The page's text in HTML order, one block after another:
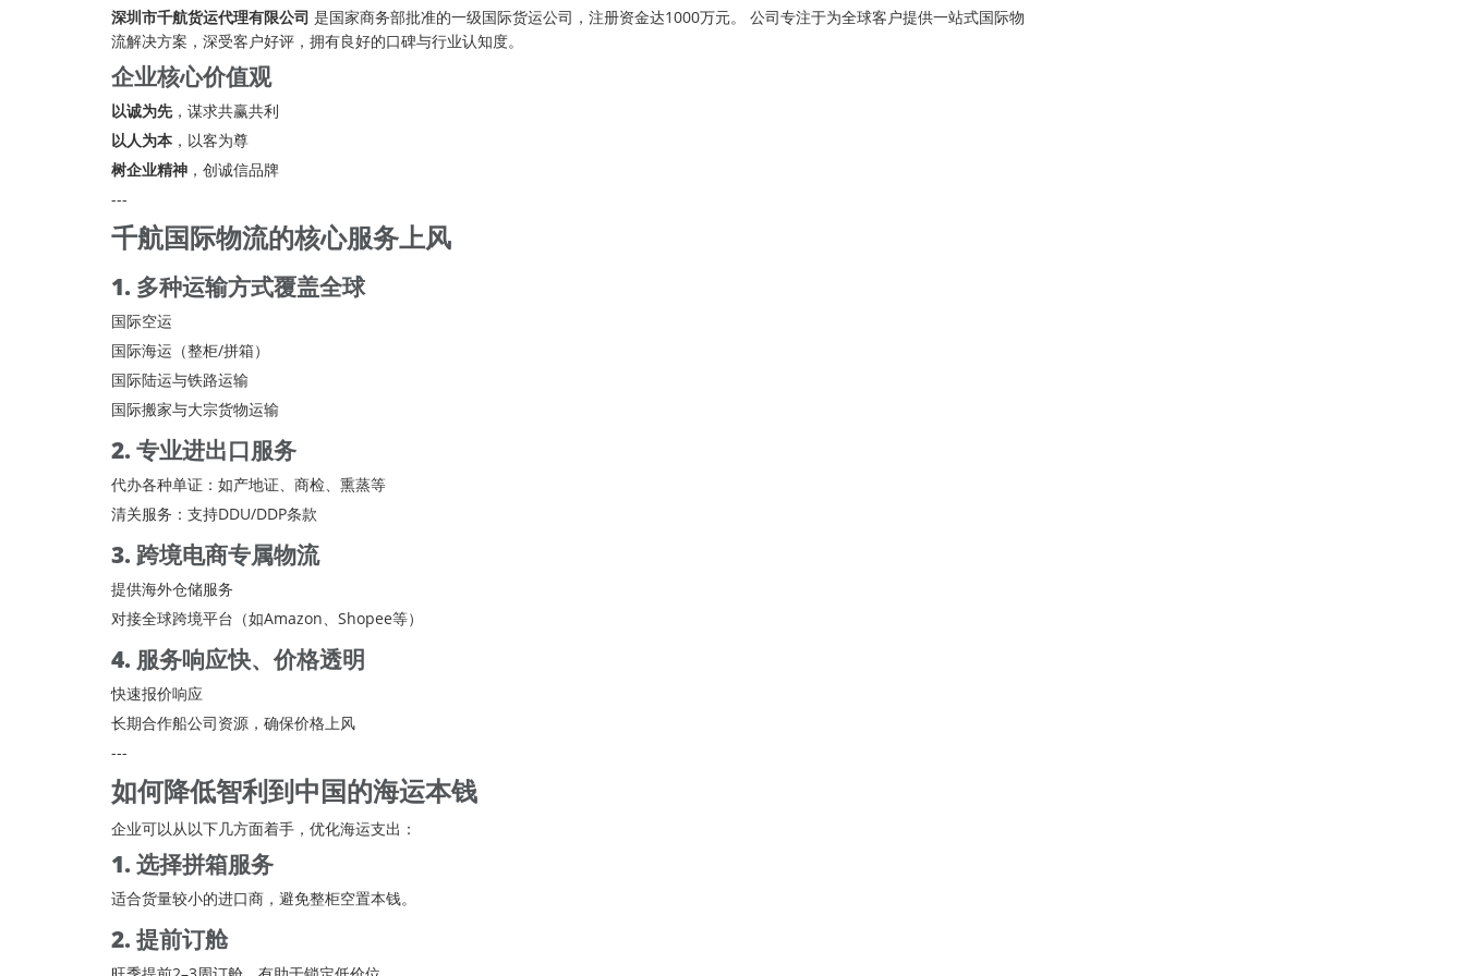
深圳市千航货运代理有限公司 是国家商务部批准的一级国际货运公司，注册资金达1000万元。 公司专注于为全球客户提供一站式国际物
流解决方案，深受客户好评，拥有良好的口碑与行业认知度。
企业核心价值观
以诚为先，谋求共赢共利
以人为本 ，以客为尊
树企业精神 ，创诚信品牌
---
千航国际物流的核心服务上风
1. 多种运输方式覆盖全球
国际空运
国际海运（整柜/拼箱）
国际陆运与铁路运输
国际搬家与大宗货物运输
2. 专业进出口服务
代办各种单证：如产地证、商检、熏蒸等
清关服务：支持DDU/DDP条款
3. 跨境电商专属物流
提供海外仓储服务
对接全球跨境平台（如Amazon、Shopee等）
4. 服务响应快、价格透明
快速报价响应
长期合作船公司资源，确保价格上风
---
如何降低智利到中国的海运本钱
企业可以从以下几方面着手，优化海运支出：
1. 选择拼箱服务
适合货量较小的进口商，避免整柜空置本钱。
2. 提前订舱